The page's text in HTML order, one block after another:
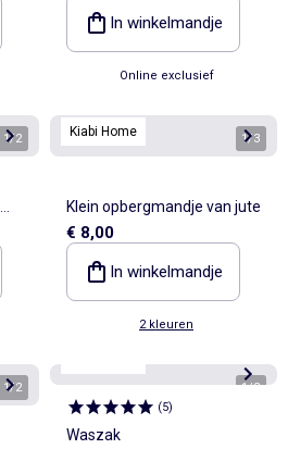
In winkelmandje
Online exclusief
1/2 Kiabi Home 1/3
Klein opbergmandje van jute
€ 8,00
In winkelmandje
2 kleuren
1/2 1/3
(5)
Waszak